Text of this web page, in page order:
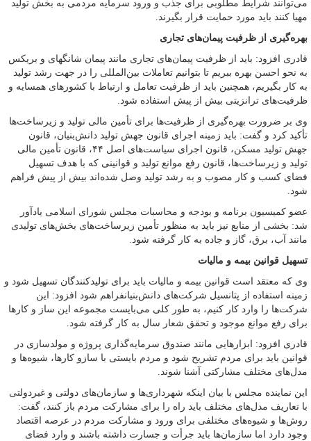
می‌توانند شرایط مطلوبی برای جذب و ورود سرمایه مردمی به بخش تولید
مهیا کنند باید مورد حمایت قرار بگیرند.
بهره‌گیری از ظرفیت پیمان‌های تجاری
قادری افزود: باید از ظرفیت پیمان‌های تجاری مانند پیمان شانگهای و بریکس
به نحو احسن بهره ببریم تا بتوانیم تعاملات بین‌المللی را در جهت رشد تولید
به کار بگیریم، همچنین باید از ظرفیت تعامل و ارتباط با کشورهای همسایه و
ظرفیت‌های ترانزیتی بیش از پیش استفاده شود.
وی بر ضرورت بهره‌گیری از ظرفیت‌ها برای تأمین مالی تولید و زیرساخت‌ها
تأکید کرد و گفت: باید زمینه اجرای قانون جهش تولید دانش‌بنیان، قانون
جهش تولید مسکن، قانون اجرای سیاست‌های اصل ۴۴، قانون تأمین مالی
تولید و زیرساخت‌ها، قانون رفع موانع تولید و قوانینی که با هدف تسهیل
فضای کسب و کار مصوب و به رشد تولید وصل شده‌اند بیش از پیش فراهم
شود.
عضو کمیسیون برنامه و بودجه و محاسبات مجلس شورای اسلامی یادآور
شد: بخشی از منابع نیز باید به منظور تأمین زیرساخت‌های بخش‌های تولیدی
مانند آب، برق، گاز و جاده به کار گرفته شود.
تسهیل قوانین بیمه و مالیات
وی که معتقد است قوانین بیمه و مالیات باید برای تولیدکنندگان تسهیل شود و
زمینه استفاده از پتانسیل شرکت‌های دانش‌بنیانفراهم شود افزود: این
شرکت‌ها را وارد کار کنیم، به طور کلی می‌بایست مجموعه این ساز و کارها
برای رفع موانع موجود و تحقق شعار سال به کار گرفته شود.
قادری افزود: ابزارهایی مانند صندوق سرمایه‌گذاری پروژه و مولدسازی در
قوانین باید برای مردم تشریح شود و مردم بایستی با سازو کارها، شیوه‌ها و
مدل‌های مختلف مشارکتی آشنا شوند.
این نماینده مجلس با بیان اینکه شهرداری‌ها و سازمان‌های دولتی و غیردولتی
با تعاریف مدل‌های مختلف باید راه را برای مشارکت مردم باز کنند، گفت:
روش‌ها و شیوه‌های مختلفی برای ورود و مشارکت مردم در عرصه اقتصاد
وجود دارد اما سازمان‌ها باید جرأت و جسارت داشته باشند و وارد فضای